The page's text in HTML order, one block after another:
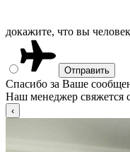
докажите, что вы
Спасибо за Ваше
Наш менеджер свяжется